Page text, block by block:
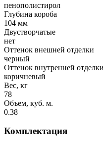
пенополистирол
Глубина короба
104 мм
Двустворчатые
нет
Оттенок внешней отделки
черный
Оттенок внутренней отделки
коричневый
Вес, кг
78
Объем, куб. м.
0.38
Комплектация